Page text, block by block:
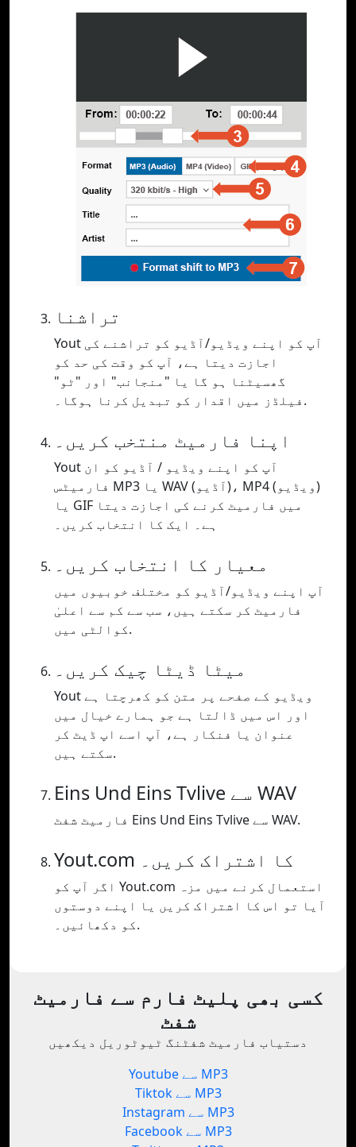
تراشنا
Yout آپ کو اپنے ویڈیو/آڈیو کو تراشنے کی
اجازت دیتا ہے، آپ کو وقت کی حد کو
گھسیٹنا ہو گا یا "منجانب" اور "ٹو"
فیلڈز میں اقدار کو تبدیل کرنا ہوگا۔.
اپنا فارمیٹ منتخب کریں۔
Yout آپ کو اپنے ویڈیو / آڈیو کو ان
فارمیٹس MP3 یا WAV (آڈیو)، MP4 (ویڈیو)
یا GIF میں فارمیٹ کرنے کی اجازت دیتا
ہے۔ ایک کا انتخاب کریں۔
معیار کا انتخاب کریں۔
آپ اپنے ویڈیو/آڈیو کو مختلف خوبیوں میں
فارمیٹ کر سکتے ہیں، سب سے کم سے اعلیٰ
کوالٹی میں.
میٹا ڈیٹا چیک کریں۔
Yout ویڈیو کے صفحے پر متن کو کھرچتا ہے
اور اس میں ڈالتا ہے جو ہمارے خیال میں
عنوان یا فنکار ہے، آپ اسے اپ ڈیٹ کر
سکتے ہیں.
Eins Und Eins Tvlive سے WAV
فارمیٹ شفٹ Eins Und Eins Tvlive سے WAV.
Yout.com کا اشتراک کریں۔
اگر آپ کو Yout.com استعمال کرنے میں مزہ
آیا تو اس کا اشتراک کریں یا اپنے دوستوں
کو دکھائیں۔.
کسی بھی پلیٹ فارم سے فارمیٹ
شفٹ
دستیاب فارمیٹ شفٹنگ ٹیوٹوریل دیکھیں
Youtube سے MP3
Tiktok سے MP3
Instagram سے MP3
Facebook سے MP3